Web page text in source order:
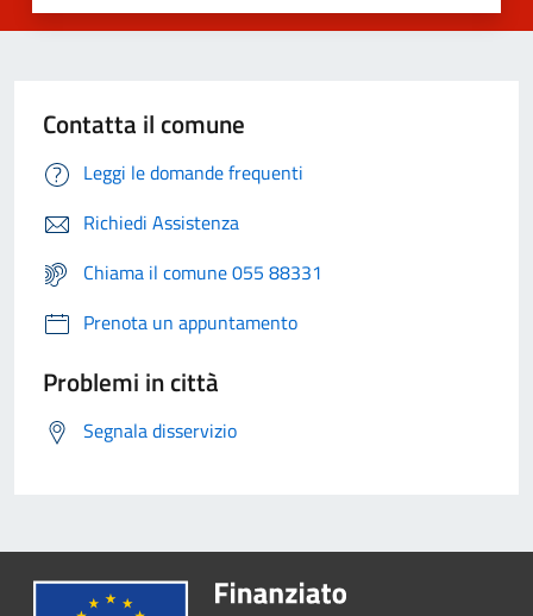
Contatta il comune
Leggi le domande frequenti
Richiedi Assistenza
Chiama il comune 055 88331
Prenota un appuntamento
Problemi in città
Segnala disservizio